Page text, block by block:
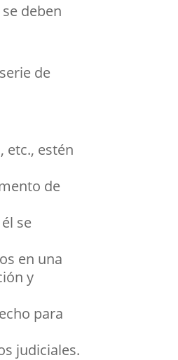
deben
de
etc., estén
de
se
en una
y
para
judiciales.